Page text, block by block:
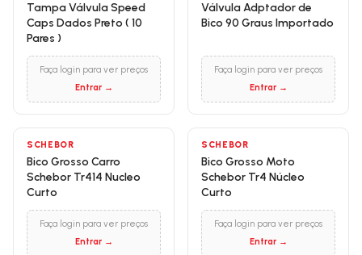
Tampa Válvula Speed
Caps Dados Preto ( 10
Pares )
Faça login para ver preços
Entrar →
Válvula Adptador de
Bico 90 Graus Importado
Faça login para ver preços
Entrar →
SCHEBOR
Bico Grosso Carro
Schebor Tr414 Nucleo
Curto
Faça login para ver preços
Entrar →
SCHEBOR
Bico Grosso Moto
Schebor Tr4 Núcleo
Curto
Faça login para ver preços
Entrar →